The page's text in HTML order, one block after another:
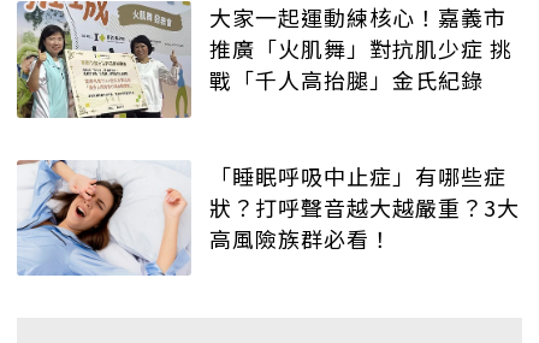
大家一起運動練核心！嘉義市
推廣「火肌舞」對抗肌少症 挑
戰「千人高抬腿」金氏紀錄
「睡眠呼吸中止症」有哪些症
狀？打呼聲音越大越嚴重？3大
高風險族群必看！